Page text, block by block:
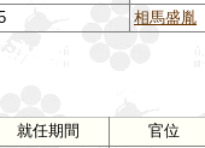
相馬盛胤
就任期間
官位